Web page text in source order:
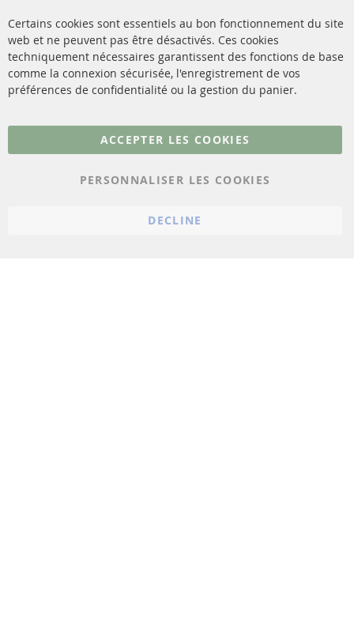
Catalyseur (CAT)
Capteurs
Matériel de montage
livraison
Contact
Résilier le contrat
Plus de liens
Conditions générales
Certains cookies sont essentiels au bon fonctionnement du site
web et ne peuvent pas être désactivés. Ces cookies
techniquement nécessaires garantissent des fonctions de base
comme la connexion sécurisée, l'enregistrement de vos
préférences de confidentialité ou la gestion du panier.
ACCEPTER LES COOKIES
PERSONNALISER LES COOKIES
DECLINE